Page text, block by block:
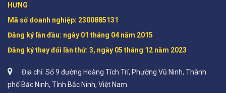
HƯNG
Mã số doanh nghiệp: 2300885131
Đăng ký lần đầu: ngày 01 tháng 04 năm 2015
Đăng ký thay đổi lần thứ: 3, ngày 05 tháng 12 năm 2023
Địa chỉ: Số 9 đường Hoàng Tích Trí, Phường Vũ Ninh, Thành
phố Bắc Ninh, Tỉnh Bắc Ninh, Việt Nam